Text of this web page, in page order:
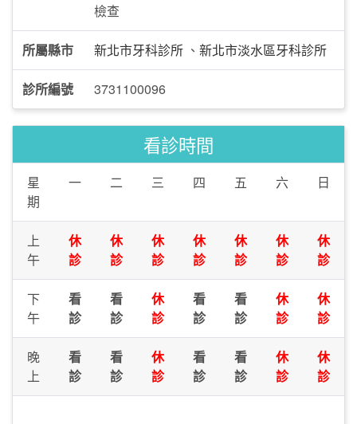
檢查
所屬縣市 新北市牙科診所 、 新北市淡水區牙科診所
診所編號 3731100096
看診時間
星
期
一 二 三 四 五 六 日
上
午
休
診
休
診
休
診
休
診
休
診
休
診
休
診
下
午
看
診
看
診
休
診
看
診
看
診
休
診
休
診
晚
上
看
診
看
診
休
診
看
診
看
診
休
診
休
診